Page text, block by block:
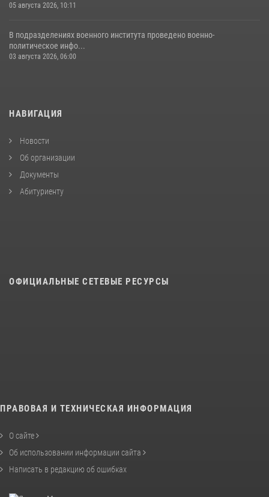
05 августа 2026, 10:11
В подразделениях военного института проведено военно-
политическое инфо...
03 августа 2026, 06:00
НАВИГАЦИЯ
Новости
Об организации
Документы
Абитуриенту
ОФИЦИАЛЬНЫЕ СЕТЕВЫЕ РЕСУРСЫ
ПРАВОВАЯ И ТЕХНИЧЕСКАЯ ИНФОРМАЦИЯ
О сайте
Об использовании информации сайта
Написать в редакцию об ошибках